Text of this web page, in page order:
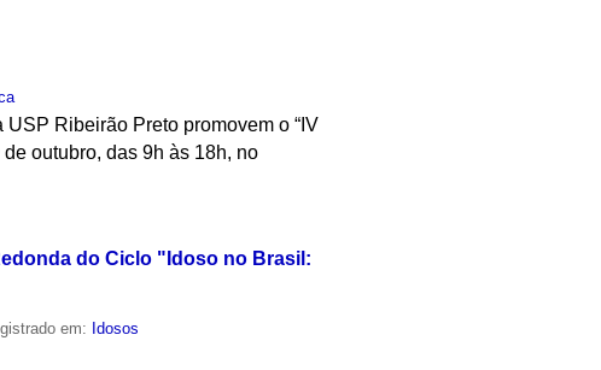
Ribeirão Preto promovem o “IV
outubro, das 9h às 18h, no
do Ciclo "Idoso no Brasil:
em: Idosos